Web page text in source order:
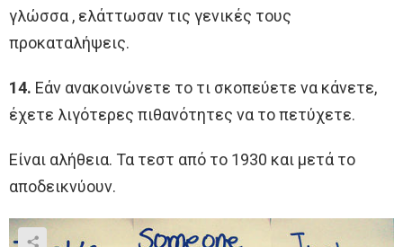
γλώσσα , ελάττωσαν τις γενικές τους
προκαταλήψεις.
14. Εάν ανακοινώνετε το τι σκοπεύετε να κάνετε,
έχετε λιγότερες πιθανότητες να το πετύχετε.
Είναι αλήθεια. Τα τεστ από το 1930 και μετά το
αποδεικνύουν.